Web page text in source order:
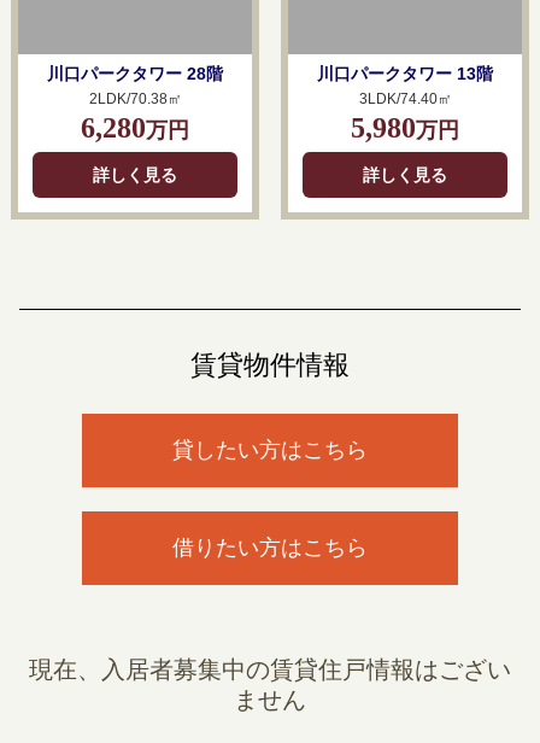
川口パークタワー 28階
2LDK/70.38㎡
6,280万円
詳しく見る
川口パークタワー 13階
3LDK/74.40㎡
5,980万円
詳しく見る
賃貸物件情報
貸したい方はこちら
借りたい方はこちら
現在、入居者募集中の賃貸住戸情報はござい
ません